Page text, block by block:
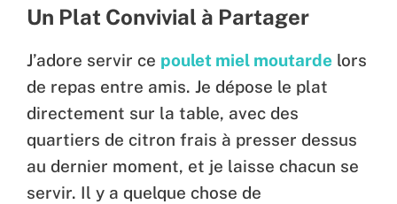
Un Plat Convivial à Partager
J’adore servir ce poulet miel moutarde lors
de repas entre amis. Je dépose le plat
directement sur la table, avec des
quartiers de citron frais à presser dessus
au dernier moment, et je laisse chacun se
servir. Il y a quelque chose de